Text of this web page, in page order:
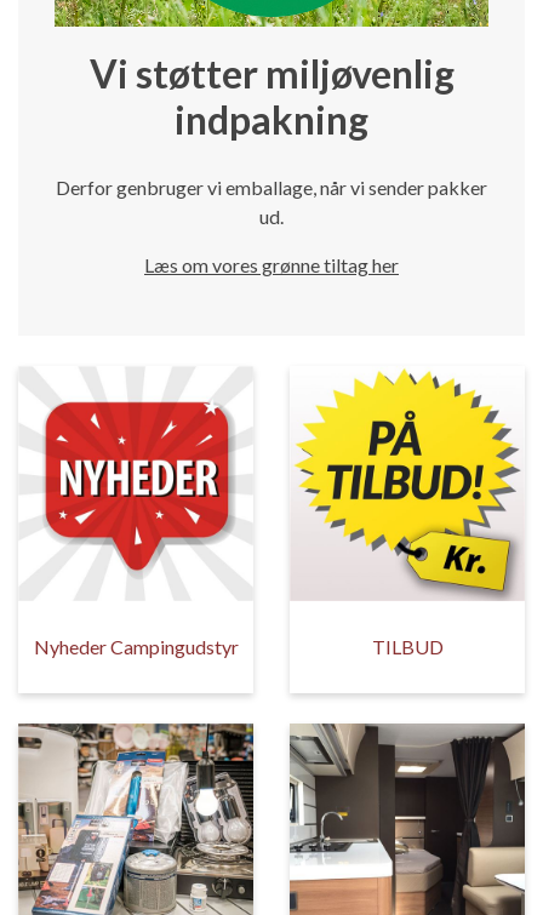
Vi støtter miljøvenlig
indpakning
Derfor genbruger vi emballage, når vi sender pakker
ud.
Læs om vores grønne tiltag her
Nyheder Campingudstyr TILBUD